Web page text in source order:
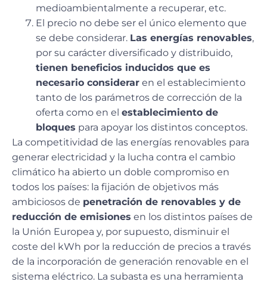
medioambientalmente a recuperar, etc.
El precio no debe ser el único elemento que
se debe considerar. Las energías renovables,
por su carácter diversificado y distribuido,
tienen beneficios inducidos que es
necesario considerar en el establecimiento
tanto de los parámetros de corrección de la
oferta como en el establecimiento de
bloques para apoyar los distintos conceptos.
La competitividad de las energías renovables para
generar electricidad y la lucha contra el cambio
climático ha abierto un doble compromiso en
todos los países: la fijación de objetivos más
ambiciosos de penetración de renovables y de
reducción de emisiones en los distintos países de
la Unión Europea y, por supuesto, disminuir el
coste del kWh por la reducción de precios a través
de la incorporación de generación renovable en el
sistema eléctrico. La subasta es una herramienta